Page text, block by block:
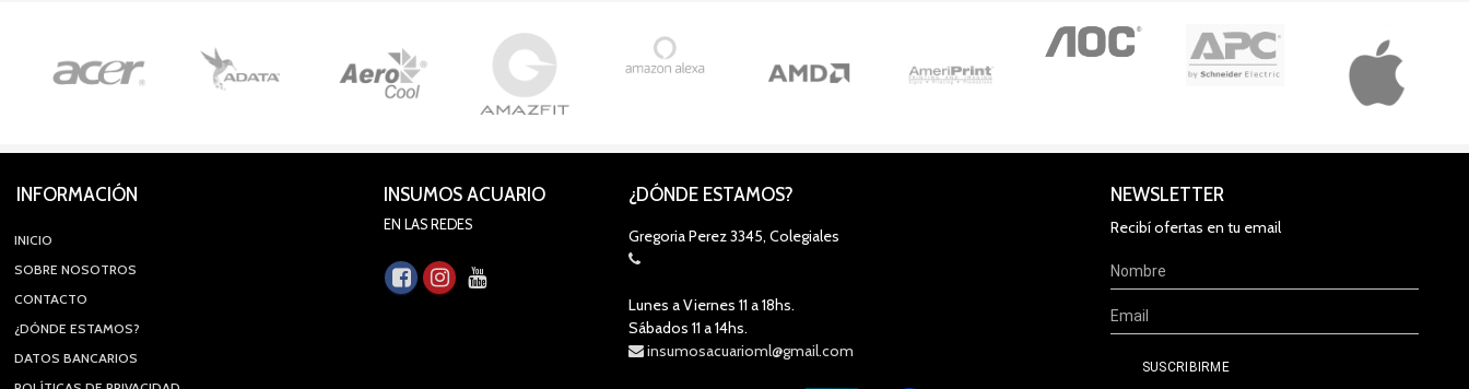
INFORMACIÓN
INICIO
SOBRE NOSOTROS
CONTACTO
¿DÓNDE ESTAMOS?
DATOS BANCARIOS
INSUMOS ACUARIO
EN LAS REDES
¿DÓNDE ESTAMOS?
Gregoria Perez 3345, Colegiales
Lunes a Viernes 11 a 18hs.
Sábados 11 a 14hs.
insumosacuarioml@gmail.com
NEWSLETTER
Recibí ofertas en tu email